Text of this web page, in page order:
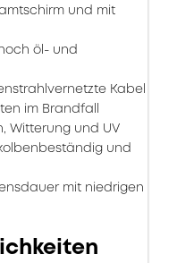
und mit
öl- und
Kabel
im Brandfall
Witterung und UV
und
mit niedrigen